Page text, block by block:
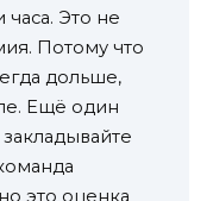
часа. Это не
Потому что
дольше,
Ещё один
это оценка